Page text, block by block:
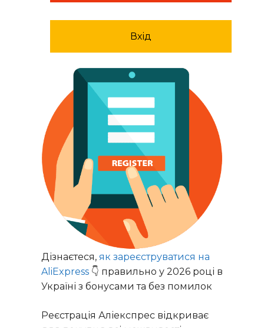
Вхід
Дізнаєтеся, як зареєструватися на
AliExpress 👇 правильно у 2026 році в
Україні з бонусами та без помилок
Реєстрація Аліекспрес відкриває